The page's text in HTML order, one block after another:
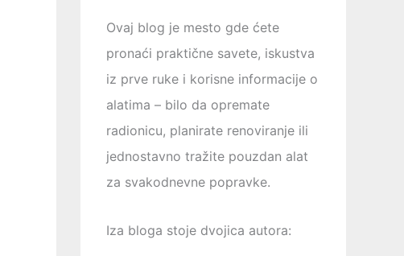
Ovaj blog je mesto gde ćete
pronaći praktične savete, iskustva
iz prve ruke i korisne informacije o
alatima – bilo da opremаtе
radionicu, planirate renoviranje ili
jednostavno tražite pouzdan alat
za svakodnevne popravke.
Iza bloga stoje dvojica autora: